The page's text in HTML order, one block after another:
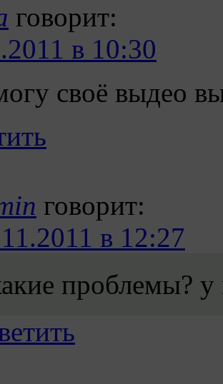
говорит:
в 10:30
своё выдео
говорит:
в 12:27
проблемы?